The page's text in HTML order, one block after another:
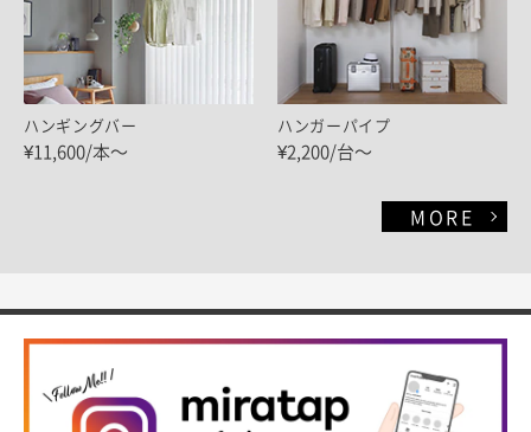
ハンギングバー
¥11,600/本～
ハンガーパイプ
¥2,200/台～
MORE